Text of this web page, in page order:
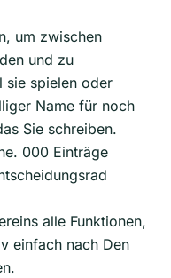
um zwischen
und zu
sie spielen oder
Name für noch
Sie schreiben.
000 Einträge
alle Funktionen,
einfach nach Den